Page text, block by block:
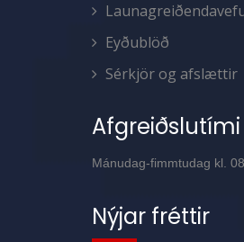
Eyðublöð
Sérkjör og afslættir
Afgreiðslutími
Mánudag-fimmtudag kl.
Nýjar fréttir